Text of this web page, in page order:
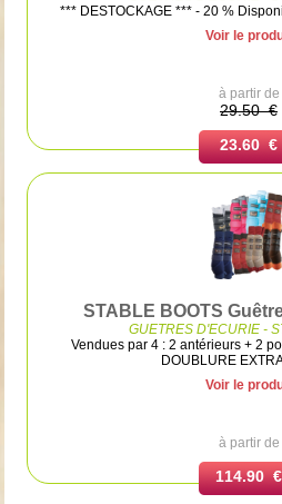
*** DESTOCKAGE *** - 20 %
Voir le
à partir de
29.50 €
23.60 €
STABLE BOOTS
GUETRES D'ECURIE -
Vendues par 4 : 2 antérieurs + 2
DOUBLURE
Voir le
à partir de
114.90 €